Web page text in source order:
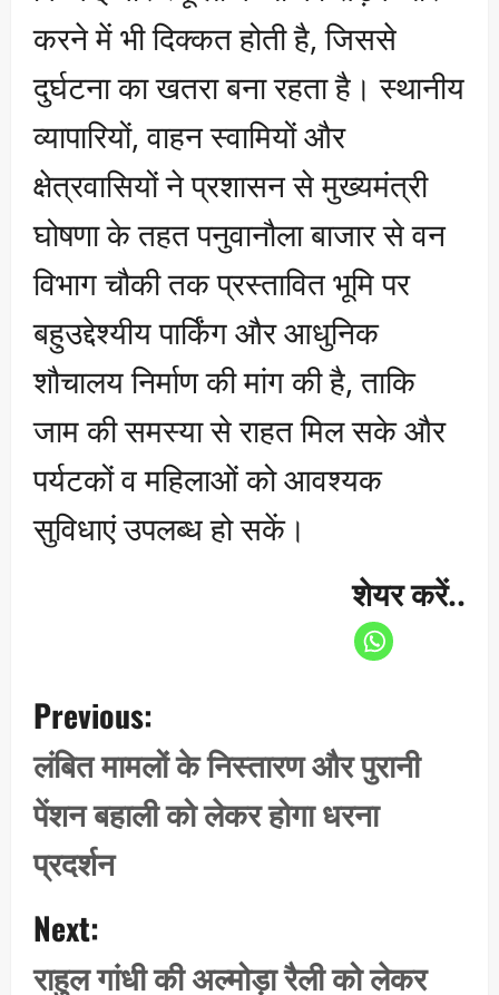
करने में भी दिक्कत होती है, जिससे
दुर्घटना का खतरा बना रहता है। स्थानीय
व्यापारियों, वाहन स्वामियों और
क्षेत्रवासियों ने प्रशासन से मुख्यमंत्री
घोषणा के तहत पनुवानौला बाजार से वन
विभाग चौकी तक प्रस्तावित भूमि पर
बहुउद्देश्यीय पार्किंग और आधुनिक
शौचालय निर्माण की मांग की है, ताकि
जाम की समस्या से राहत मिल सके और
पर्यटकों व महिलाओं को आवश्यक
सुविधाएं उपलब्ध हो सकें।
शेयर करें..
o
s
t
n
a
v
i
g
a
Previous:
लंबित मामलों के निस्तारण और पुरानी
पेंशन बहाली को लेकर होगा धरना
प्रदर्शन
Next:
राहुल गांधी की अल्मोड़ा रैली को लेकर